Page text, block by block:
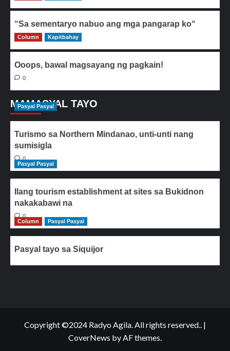
“Sa sementaryo nabuo ang mga pangarap ko“
0
Column Kapitbahay
Ooops, bawal magsayang ng pagkain!
0
MAMASYAL TAYO
Pasyal Pasyal
Turismo sa Northern Mindanao, unti-unti nang
sumisigla
0
Pasyal Pasyal
Ilang tourism establishment at sites sa Bukidnon
nakakabawi na
0
Column
Pasyal Pasyal
Pasyal tayo sa Siquijor
Copyright ©2024 Radyo Agila. All rights reserved.. |
CoverNews by AF themes.